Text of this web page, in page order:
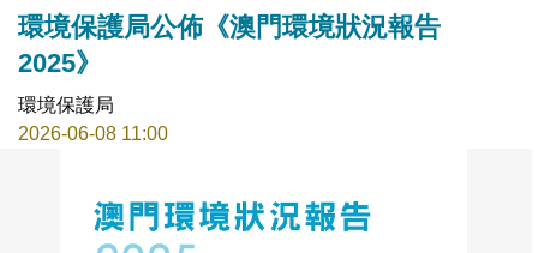
環境保護局公佈《澳門環境狀況報告
2025》
環境保護局
2026-06-08 11:00